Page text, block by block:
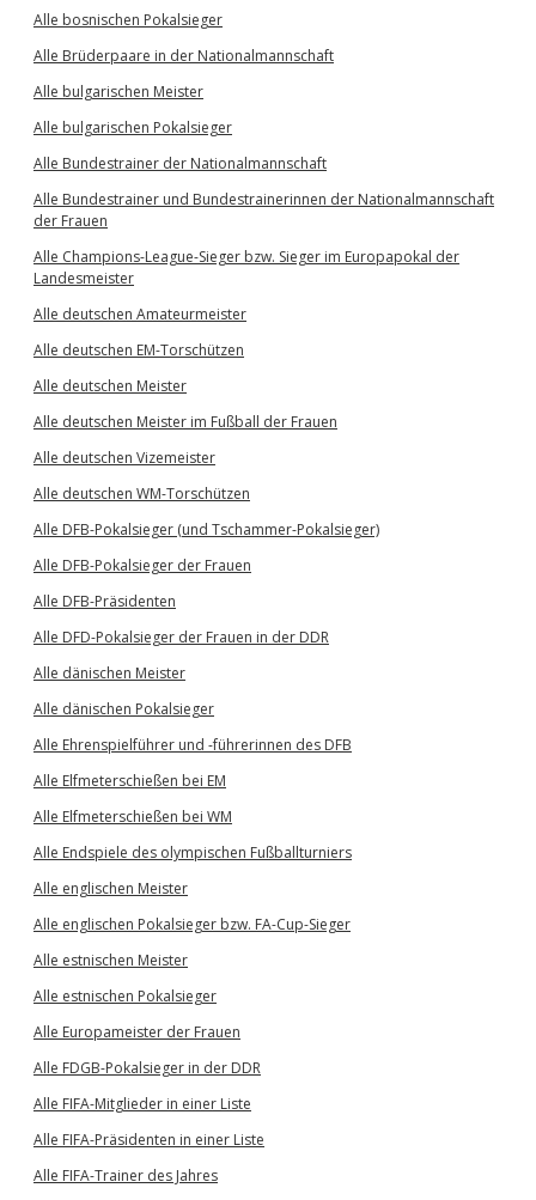
Alle bosnischen Pokalsieger
Alle Brüderpaare in der Nationalmannschaft
Alle bulgarischen Meister
Alle bulgarischen Pokalsieger
Alle Bundestrainer der Nationalmannschaft
Alle Bundestrainer und Bundestrainerinnen der Nationalmannschaft
der Frauen
Alle Champions-League-Sieger bzw. Sieger im Europapokal der
Landesmeister
Alle deutschen Amateurmeister
Alle deutschen EM-Torschützen
Alle deutschen Meister
Alle deutschen Meister im Fußball der Frauen
Alle deutschen Vizemeister
Alle deutschen WM-Torschützen
Alle DFB-Pokalsieger (und Tschammer-Pokalsieger)
Alle DFB-Pokalsieger der Frauen
Alle DFB-Präsidenten
Alle DFD-Pokalsieger der Frauen in der DDR
Alle dänischen Meister
Alle dänischen Pokalsieger
Alle Ehrenspielführer und -führerinnen des DFB
Alle Elfmeterschießen bei EM
Alle Elfmeterschießen bei WM
Alle Endspiele des olympischen Fußballturniers
Alle englischen Meister
Alle englischen Pokalsieger bzw. FA-Cup-Sieger
Alle estnischen Meister
Alle estnischen Pokalsieger
Alle Europameister der Frauen
Alle FDGB-Pokalsieger in der DDR
Alle FIFA-Mitglieder in einer Liste
Alle FIFA-Präsidenten in einer Liste
Alle FIFA-Trainer des Jahres